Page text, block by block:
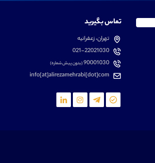
تماس بگیرید
تهران، زعفرانیه
021-22021030
90001030(بدون پیش شماره)
info[at]alirezamehrabi[dot]com